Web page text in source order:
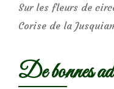
Sur les fleurs de
Corise de la
De bonnes